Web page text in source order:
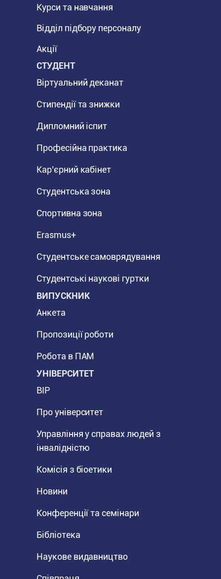
Курси та навчання
Відділ підбору персоналу
Акції
СТУДЕНТ
Віртуальний деканат
Стипендії та знижки
Дипломний іспит
Професійна практика
Кар’єрний кабінет
Студентська зона
Спортивна зона
Erasmus+
Студентське самоврядування
Студентські наукові гуртки
ВИПУСКНИК
Анкета
Пропозиції роботи
Робота в ПАМ
УНІВЕРСИТЕТ
BIP
Про університет
Управління у справах людей з
інвалідністю
Комісія з біоетики
Новини
Конференції та семінари
Бібліотека
Наукове видавництво